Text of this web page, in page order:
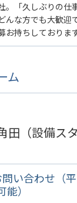
。「久しぶりの仕
んな方でも大歓迎
持ちしております
ム
田（設備ス
い合わせ（
）